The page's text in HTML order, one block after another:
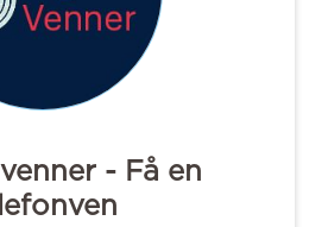
- Få en